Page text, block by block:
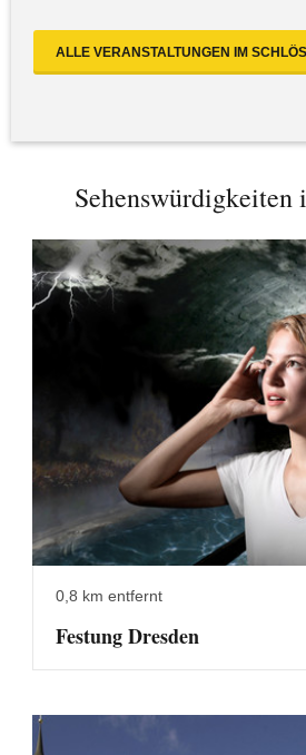
ALLE VERANSTALTUNGEN IM
Sehenswürdigkeiten
0,8 km entfernt
Festung Dresden